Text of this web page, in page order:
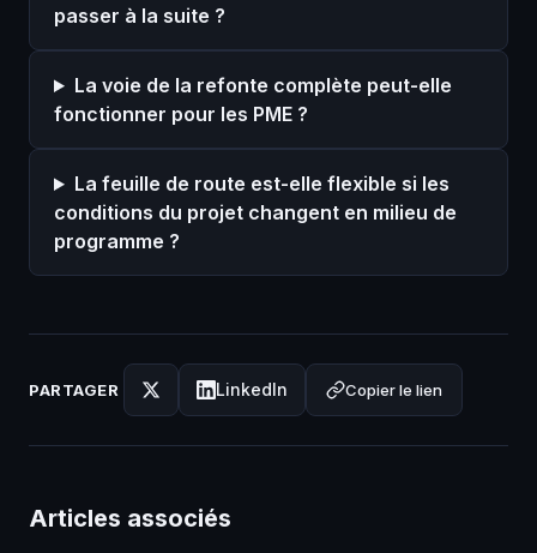
passer à la suite ?
La voie de la refonte complète peut-elle
fonctionner pour les PME ?
La feuille de route est-elle flexible si les
conditions du projet changent en milieu de
programme ?
PARTAGER LinkedIn Copier le lien
Articles associés